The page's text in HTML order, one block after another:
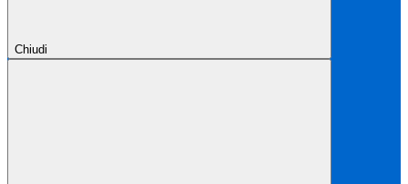
Chiudi